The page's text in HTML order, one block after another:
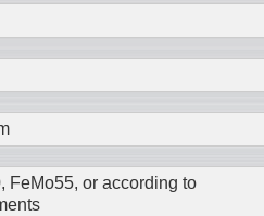
FeMo55, or according to